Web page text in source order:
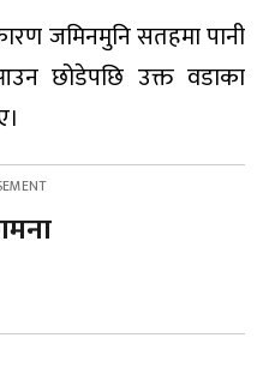
जमिनमुनि सतहमा पानी
छोडेपछि उक्त वडाका